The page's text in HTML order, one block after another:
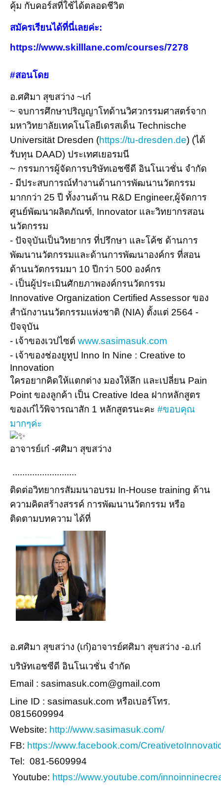
คุ้ม กับคอร์สที่ใช้ได้ตลอดชีวิต
สมัครเรียนได้ที่นี่เลยค่ะ:
https://www.skilllane.com/courses/7278
#สอนโดย
อ.ศศิมา สุขสว่าง ~เก๋
~ จบการศึกษาปริญญาโทด้านวิศวกรรมศาสตร์จาก
มหาวิทยาลัยเทคโนโลยีเดรสเด็น Technische
Universität Dresden (https://tu-dresden.de) (ได้
รับทุน DAAD) ประเทศเยอรมนี
~ กรรมการผู้จัดการบริษัทเอชซีดี อินโนเวชั่น จำกัด
- มีประสบการณ์ทำงานด้านการพัฒนานวัตกรรม
มากกว่า 25 ปี ทั้งงานด้าน R&D Engineer,ผู้จัดการ
ศูนย์พัฒนาผลิตภัณฑ์, Innovator และวิทยากรสอน
นวัตกรรม
- ปัจจุบันเป็นวิทยากร ที่ปรึกษา และโค้ช ด้านการ
พัฒนานวัตกรรมและด้านการพัฒนาองค์กร ที่สอน
ด้านนวัตกรรมมา 10 ปีกว่า 500 องค์กร
- เป็นผู้ประเมินศักยภาพองค์กรนวัตกรรม
Innovative Organization Certified Assessor ของ
สำนักงานนวัตกรรมแห่งชาติ (NIA) ตั้งแต่ 2564 -
ปัจจุบัน
- เจ้าของเวปไซต์ www.sasimasuk.com
- เจ้าของช่องยูทูป Inno In Nine : Creative to
Innovation
ใครอยากคิดให้แตกต่าง มองให้ลึก และเปลี่ยน Pain
Point ของลูกค้า เป็น Creative Idea ฝากหลักสูตร
ของเก๋ไว้พิจารณาสัก 1 หลักสูตรนะคะ #ขอบคุณ
มากๆค่ะ
อาจารย์เก๋ -ศศิมา สุขสว่าง
..........................
ติดต่อวิทยากรสัมมนาอบรม In-House training ด้าน
ความคิดสร้างสรรค์ การพัฒนานวัตกรรม หรือ
ติดตามบทความ ได้ที่
อ.ศศิมา สุขสว่าง (เก๋)อาจารย์ศศิมา สุขสว่าง -อ.เก๋
บริษัทเอชซีดี อินโนเวชั่น จำกัด
Email : sasimasuk.com@gmail.com
Line ID : sasimasuk.com หรือเบอร์โทร.
0815609994
Website: http://www.sasimasuk.com/
FB: https://www.facebook.com/
Tel: 081-5609994
Youtube: https://www.youtube.com/